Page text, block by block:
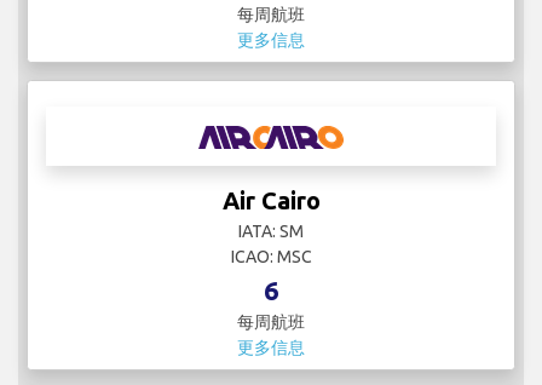
每周航班
更多信息
Air Cairo
IATA: SM
ICAO: MSC
6
每周航班
更多信息